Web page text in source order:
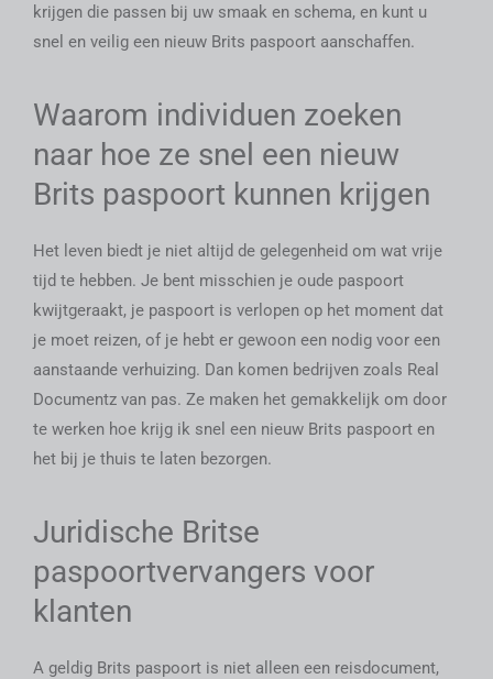
krijgen die passen bij uw smaak en schema, en kunt u
snel en veilig een nieuw Brits paspoort aanschaffen.
Waarom individuen zoeken
naar hoe ze snel een nieuw
Brits paspoort kunnen krijgen
Het leven biedt je niet altijd de gelegenheid om wat vrije
tijd te hebben. Je bent misschien je oude paspoort
kwijtgeraakt, je paspoort is verlopen op het moment dat
je moet reizen, of je hebt er gewoon een nodig voor een
aanstaande verhuizing. Dan komen bedrijven zoals Real
Documentz van pas. Ze maken het gemakkelijk om door
te werken hoe krijg ik snel een nieuw Brits paspoort en
het bij je thuis te laten bezorgen.
Juridische Britse
paspoortvervangers voor
klanten
A geldig Brits paspoort is niet alleen een reisdocument,